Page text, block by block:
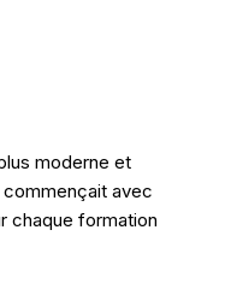
moderne et
commençait avec
chaque formation